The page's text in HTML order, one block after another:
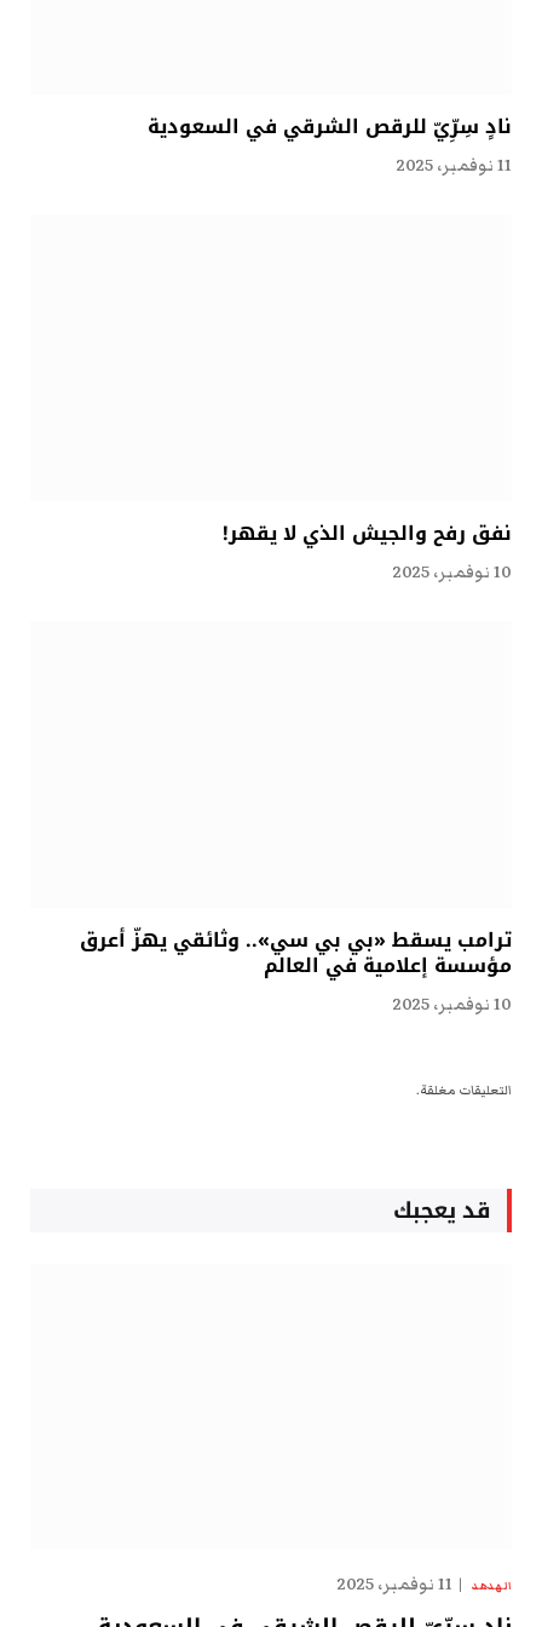
نادٍ سِرِّيّ للرقص الشرقي في السعودية
11 نوفمبر، 2025
نفق رفح والجيش الذي لا يقهر!
10 نوفمبر، 2025
ترامب يسقط «بي بي سي».. وثائقي يهزّ أعرق
مؤسسة إعلامية في العالم
10 نوفمبر، 2025
التعليقات مغلقة.
قد يعجبك
الهدهد 11 نوفمبر، 2025